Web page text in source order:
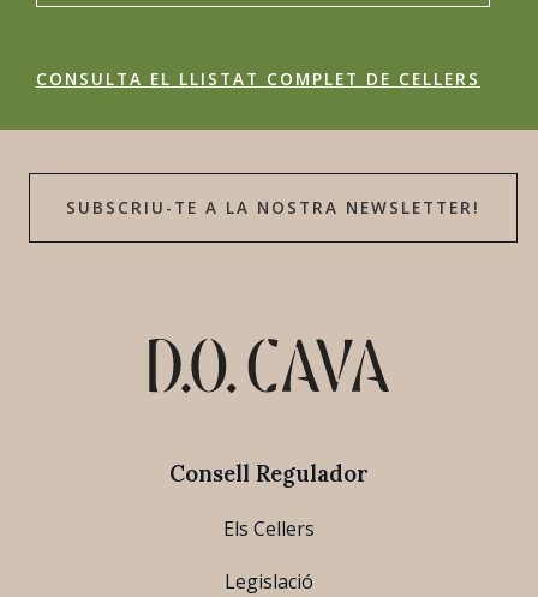
CONSULTA EL LLISTAT COMPLET DE CELLERS
SUBSCRIU-TE A LA NOSTRA NEWSLETTER!
Consell Regulador
Els Cellers
Legislació